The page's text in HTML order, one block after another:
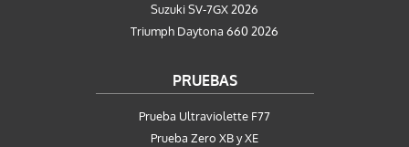
Suzuki SV-7GX 2026
Triumph Daytona 660 2026
PRUEBAS
Prueba Ultraviolette F77
Prueba Zero XB y XE